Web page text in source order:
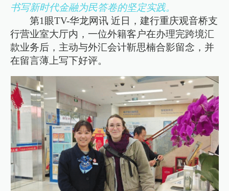
书写新时代金融为民答卷的坚定实践。
第1眼TV-华龙网讯 近日，建行重庆观音桥支
行营业室大厅内，一位外籍客户在办理完跨境汇
款业务后，主动与外汇会计靳思楠合影留念，并
在留言薄上写下好评。